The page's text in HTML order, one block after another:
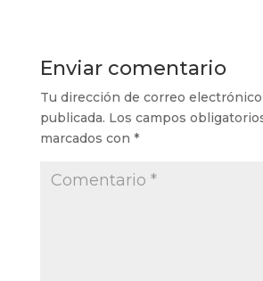
Enviar comentario
Tu dirección de correo
publicada. Los campos
marcados con *